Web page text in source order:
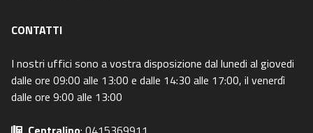
CONTATTI
I nostri uffici sono a vostra disposizione dal lunedi al giovedi
dalle ore 09:00 alle 13:00 e dalle 14:30 alle 17:00, il venerdì
dalle ore 9:00 alle 13:00